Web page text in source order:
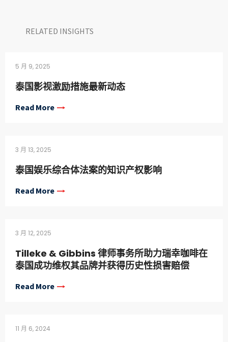
RELATED INSIGHTS​
5 月 9, 2025
泰国影视激励措施最新动态
Read More
3 月 13, 2025
泰国娱乐综合体法案的知识产权影响
Read More
3 月 12, 2025
Tilleke & Gibbins 律师事务所助力瑞幸咖啡在
泰国成功维权其品牌并获得历史性损害赔偿
Read More
11 月 6, 2024